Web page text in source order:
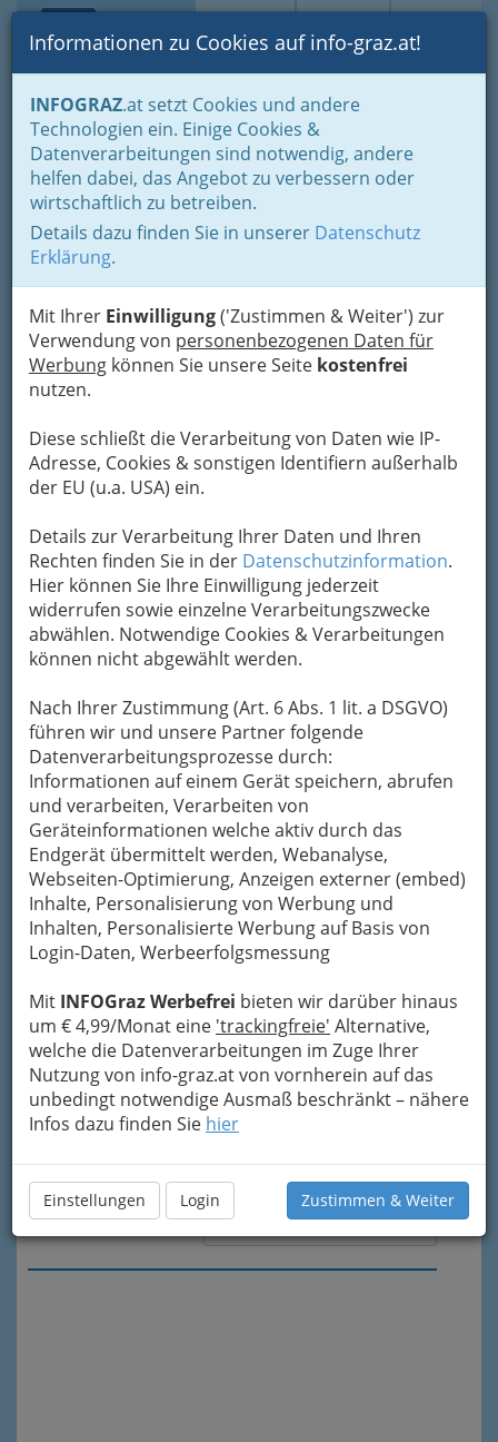
Suche Login Toggle
Informationen zu Cookies auf info-graz.at!
INFOGRAZ.at setzt Cookies und andere
Technologien ein. Einige Cookies &
Datenverarbeitungen sind notwendig, andere
helfen dabei, das Angebot zu verbessern oder
wirtschaftlich zu betreiben.
Details dazu finden Sie in unserer Datenschutz
Erklärung.
Mit Ihrer Einwilligung('Zustimmen & Weiter') zur
Verwendung von personenbezogenen Daten für
Werbung können Sie unsere Seite kostenfrei
nutzen.
Diese schließt die Verarbeitung von Daten wie IP-
Adresse, Cookies & sonstigen Identifiern außerhalb
der EU (u.a. USA) ein.
Details zur Verarbeitung Ihrer Daten und Ihren
Rechten finden Sie in der Datenschutzinformation.
Hier können Sie Ihre Einwilligung jederzeit
widerrufen sowie einzelne Verarbeitungszwecke
abwählen. Notwendige Cookies & Verarbeitungen
können nicht abgewählt werden.
Nach Ihrer Zustimmung (Art. 6 Abs. 1 lit. a DSGVO)
führen wir und unsere Partner folgende
Datenverarbeitungsprozesse durch:
Informationen auf einem Gerät speichern, abrufen
und verarbeiten, Verarbeiten von
Geräteinformationen welche aktiv durch das
Endgerät übermittelt werden, Webanalyse,
Webseiten-Optimierung, Anzeigen externer (embed)
Inhalte, Personalisierung von Werbung und
Inhalten, Personalisierte Werbung auf Basis von
Login-Daten, Werbeerfolgsmessung
Mit INFOGraz Werbefrei bieten wir darüber hinaus
um € 4,99/Monat eine 'trackingfreie' Alternative,
welche die Datenverarbeitungen im Zuge Ihrer
Nutzung von info-graz.at von vornherein auf das
unbedingt notwendige Ausmaß beschränkt – nähere
Infos dazu finden Sie hier
Einstellungen Login Zustimmen & Weiter
Home Branchen Wohnen & Einrichten
Handwerker
Sanitär- u. Heizungs- & Lüftungstechniker
Alois Wurzinger
Münzgrabenstraße 21, 8010 Graz
+43 316 830 909
+43 676 8491 5210
Karte
Adresse mit Google Maps anschauen
Um die Info-Graz Firmenvor Spam-Mails zu
bewahren, verwenden wir an dieser Stelle zur
Übermittlung Ihrer Nachricht ein sicheres
Formular. Ihre Nachricht wird nach dem
Absenden umgehend per Mail an das
Unternehmen Alois Wurzinger weitergeleitet.
Mein Name
Meine Email Adresse
Mein Betreff
Meine Nachricht
Meine Nachricht senden